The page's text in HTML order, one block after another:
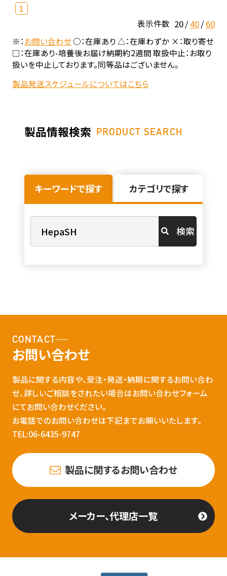
1
表示件数 20 40 60
※：お問い合わせ○：在庫あり △：在庫わずか ×：取り寄せ
□：在庫あり-培養後お届け納期約2週間 取扱中止：お取り
扱いを中止しております。同等品はございません。
製品発送スケジュールについてはこちら
製品情報検索 PRODUCT SEARCH
キーワードで探す カテゴリで探す
検索
CONTACT
お問い合わせ
製品に関する内容や、受注・発送・納期に関するお問い合わ
せ、詳しいご相談をされたい場合はお問い合わせフォーム
にてお問い合わせください。
お電話でのお問い合わせは下記までお願いいたします。
TEL:06-6435-9747
製品に関するお問い合わせ
メーカー、代理店一覧